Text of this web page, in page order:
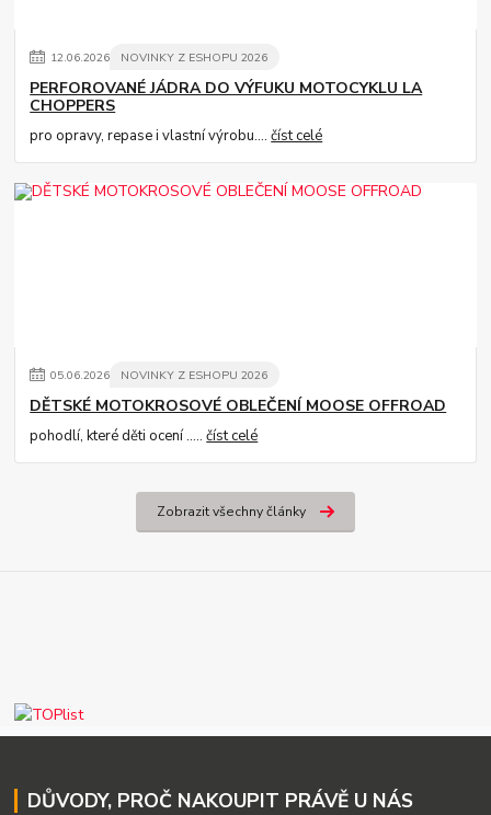
12.06.2026 NOVINKY Z ESHOPU 2026
PERFOROVANÉ JÁDRA DO VÝFUKU MOTOCYKLU LA
CHOPPERS
pro opravy, repase i vlastní výrobu....číst celé
05.06.2026 NOVINKY Z ESHOPU 2026
DĚTSKÉ MOTOKROSOVÉ OBLEČENÍ MOOSE OFFROAD
pohodlí, které děti ocení .....číst celé
Zobrazit všechny články
DŮVODY, PROČ NAKOUPIT PRÁVĚ U NÁS